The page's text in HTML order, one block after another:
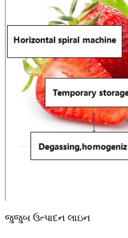
જુજુબ ઉત્પાદન લાઇન